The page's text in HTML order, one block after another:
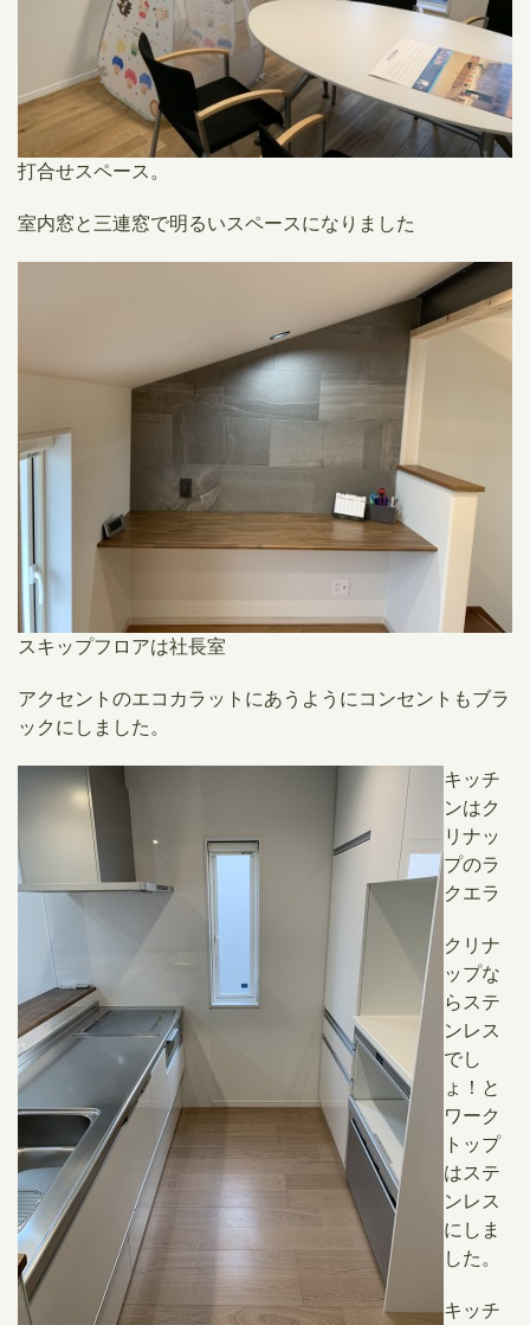
打合せスペース。
室内窓と三連窓で明るいスペースになりました
スキップフロアは社長室
アクセントのエコカラットにあうようにコンセントもブラ
ックにしました。
キッチ
ンはク
リナッ
プのラ
クエラ
クリナ
ップな
らステ
ンレス
でし
ょ！と
ワーク
トップ
はステ
ンレス
にしま
した。
キッチ